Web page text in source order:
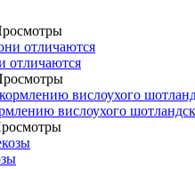
отличаются
вислоухого